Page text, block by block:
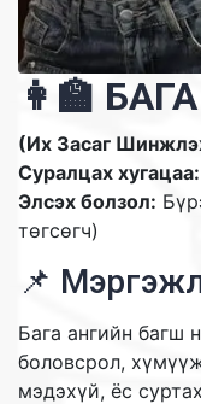
👩‍🏫
(Их Засаг
Суралцах хугацаа:
Элсэх болзол:
төгсөгч)
📌
Бага ангийн багш
боловсрол,
мэдэхүй, ёс